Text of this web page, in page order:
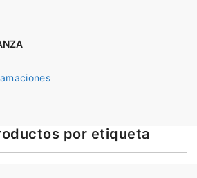
por etiqueta